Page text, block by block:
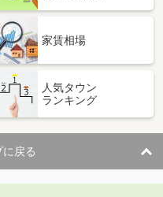
家賃相場
人気タウン
ランキング
戻る